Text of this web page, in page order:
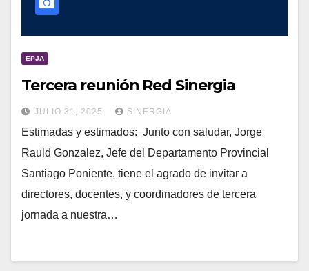
EPJA
Tercera reunión Red Sinergia
JULIO 31, 2025 SINERGIA
Estimadas y estimados: Junto con saludar, Jorge
Rauld Gonzalez, Jefe del Departamento Provincial
Santiago Poniente, tiene el agrado de invitar a
directores, docentes, y coordinadores de tercera
jornada a nuestra…